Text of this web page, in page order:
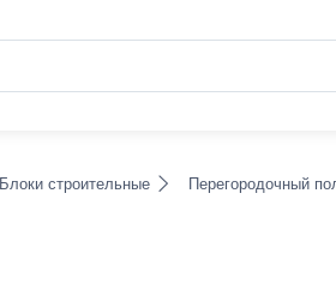
Блоки строительные Перегородочный